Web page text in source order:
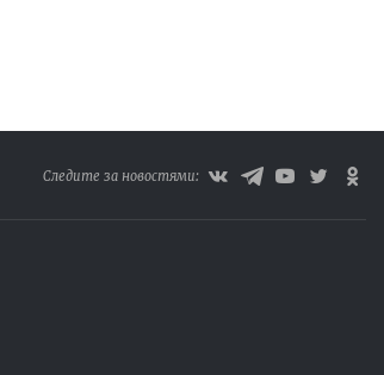
Следите за новостями: